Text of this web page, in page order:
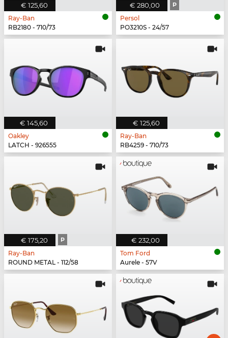
€ 125,60
Ray-Ban
RB2180 - 710/73
€ 280,00 P
Persol
PO3210S - 24/57
€ 145,60
Oakley
LATCH - 926555
€ 125,60
Ray-Ban
RB4259 - 710/73
€ 175,20 P
Ray-Ban
ROUND METAL - 112/58
€ 232,00
Tom Ford
Aurele - 57V